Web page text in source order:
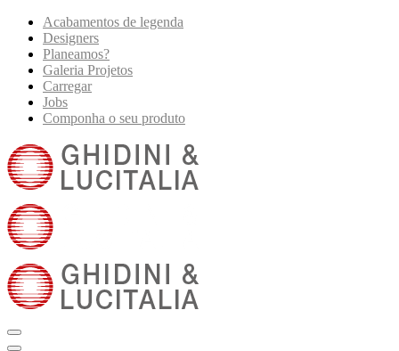
Acabamentos de legenda
Designers
Planeamos?
Galeria Projetos
Carregar
Jobs
Componha o seu produto